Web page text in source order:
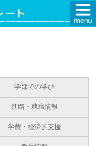
学部での学び
進路・就職情報
学費・経済的支援